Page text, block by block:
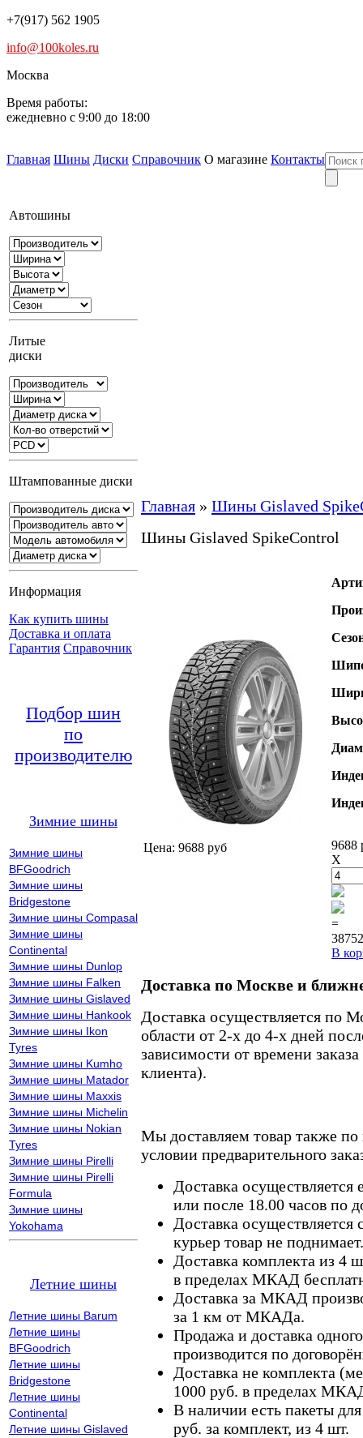
+7(917) 562 1905
info@100koles.ru
Москва
Время работы:
ежедневно с 9:00 до 18:00
Главная Шины Диски Справочник О магазине Контакты
Автошины
Литые
диски
Штампованные диски
Информация
Как купить шины
Доставка и оплата
Гарантия Справочник
Подбор шин
по
производителю
Зимние шины
Зимние шины
BFGoodrich
Зимние шины
Bridgestone
Зимние шины Compasal
Зимние шины
Continental
Зимние шины Dunlop
Зимние шины Falken
Зимние шины Gislaved
Зимние шины Hankook
Зимние шины Ikon
Tyres
Зимние шины Kumho
Зимние шины Matador
Зимние шины Maxxis
Зимние шины Michelin
Зимние шины Nokian
Tyres
Зимние шины Pirelli
Зимние шины Pirelli
Formula
Зимние шины
Yokohama
Летние шины
Летние шины Barum
Летние шины
BFGoodrich
Летние шины
Bridgestone
Летние шины
Continental
Летние шины Gislaved
Главная » Шины Gislaved
Шины Gislaved SpikeControl
Цена: 9688 руб
9688
X
=
В
Доставка по Москве и
Доставка осуществляется по
области от 2-х до 4-х дней
зависимости от времени
клиента).
Мы доставляем товар также
условии предварительного
Доставка осуществляется
или после 18.00 часов по
Доставка осуществляется
курьер товар не поднимает.
Доставка комплекта из 4
в пределах МКАД
Доставка за МКАД
за 1 км от МКАДа.
Продажа и доставка
производится по
Доставка не комплекта
1000 руб. в пределах
В наличии есть пакеты
руб. за комплект, из 4 шт.